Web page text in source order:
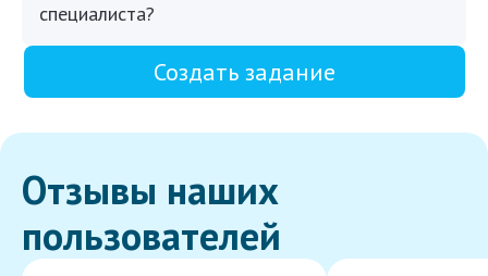
специалиста?
Создать задание
Отзывы наших
пользователей